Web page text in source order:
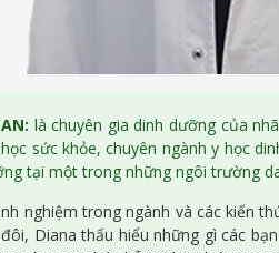
là chuyên gia dinh dưỡng của
sức khỏe, chuyên ngành y học
tại một trong những ngôi trường
nghiệm trong ngành và các kiến
Diana thấu hiểu những gì các